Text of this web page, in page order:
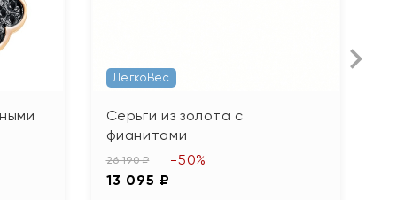
ЛегкоВес
Серьги из золота с
фианитами
26 190 ₽
13 095 ₽
-50%